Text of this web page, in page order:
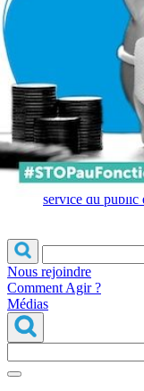
Travail & santé
|
Action sociale
|
Contractuels
|
Le dialogue
service du public
Nous rejoindre
Comment Agir ?
Médias